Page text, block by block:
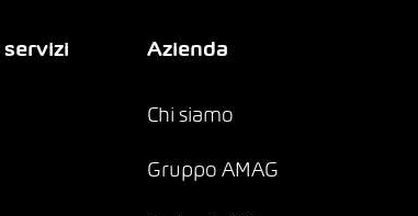
servizi Azienda
Chi siamo
Gruppo AMAG